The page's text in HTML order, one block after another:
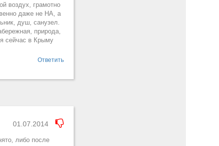
воздух, грамотно
даже не НА, а
душ, санузел.
природа,
сейчас в Крыму
Ответить
01.07.2014
либо после